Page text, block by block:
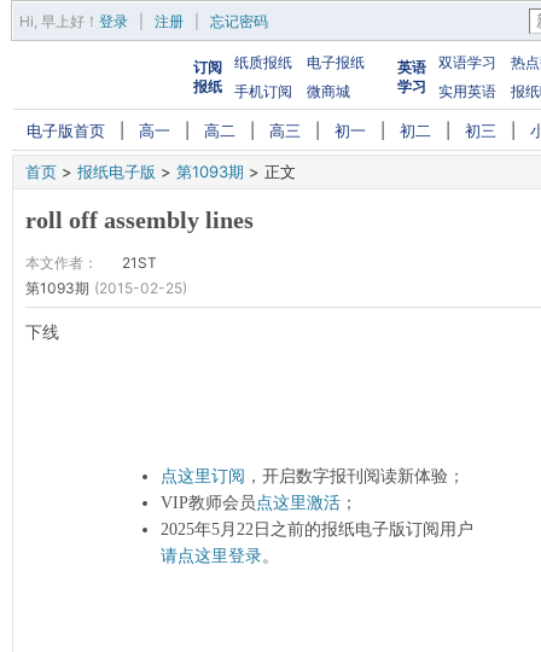
Hi, 早上好 ！ 登录 注册 忘记密码
订阅
报纸
纸质报纸
电子报纸
手机订阅
微商城
英语
学习
双语学习
热
实用英语
报
电子版首页 高一 高二 高三 初一 初二 初三
首页 > 报纸电子版 > 第1093期 > 正文
roll off assembly lines
本文作者：
21ST
第1093期 (2015-02-25)
下线
点这里订阅 ，开启数字报刊阅读新体验；
VIP教师会员点这里激活 ；
2025年5月22日之前的报纸电子版订阅用户
请点这里登录。